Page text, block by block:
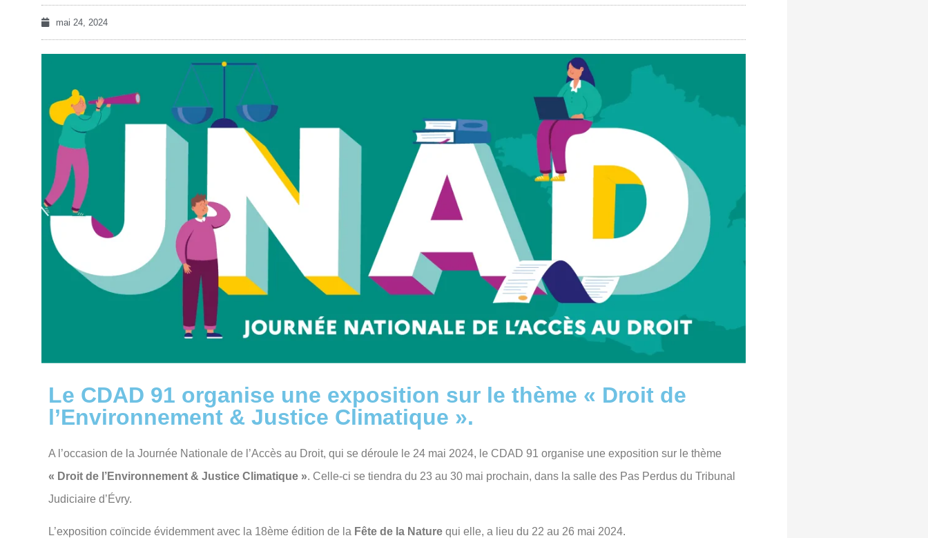
mai 24, 2024
Le CDAD 91 organise une exposition sur le thème « Droit de
l’Environnement & Justice Climatique ».
A l’occasion de la Journée Nationale de l’Accès au Droit, qui se déroule le 24 mai 2024, le CDAD 91 organise une exposition sur le thème
« Droit de l’Environnement & Justice Climatique ». Celle-ci se tiendra du 23 au 30 mai prochain, dans la salle des Pas Perdus du Tribunal
Judiciaire d’Évry.
L’exposition coïncide évidemment avec la 18ème édition de la Fête de la Nature qui elle, a lieu du 22 au 26 mai 2024.